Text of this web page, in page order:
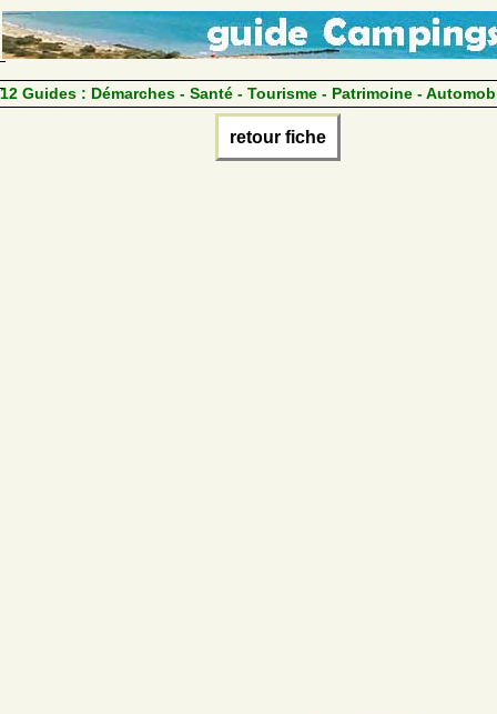
12 Guides : Démarches - Santé - Tourisme - Patrimoine -
retour fiche